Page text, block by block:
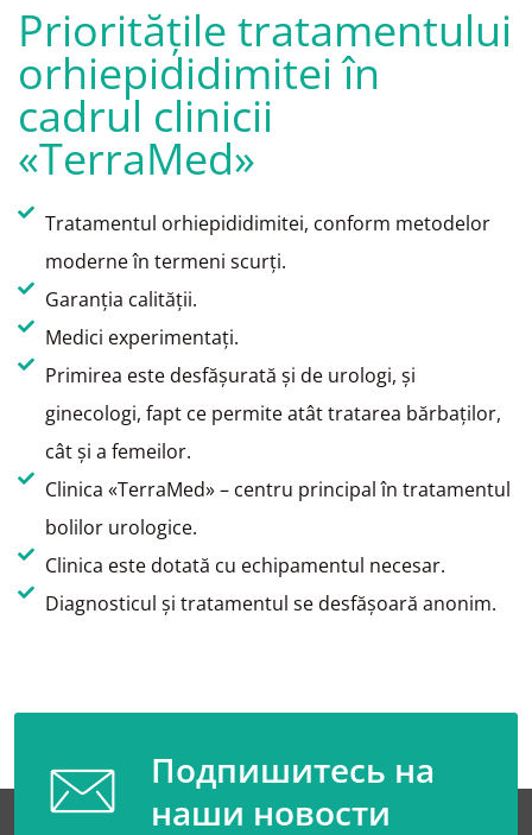
Priorităţile tratamentului
orhiepididimitei în
cadrul clinicii
«TerraMed»
Tratamentul orhiepididimitei, conform metodelor
moderne în termeni scurţi.
Garanţia calităţii.
Medici experimentaţi.
Primirea este desfăşurată şi de urologi, şi
ginecologi, fapt ce permite atât tratarea bărbaţilor,
cât şi a femeilor.
Clinica «TerraMed» – centru principal în tratamentul
bolilor urologice.
Clinica este dotată cu echipamentul necesar.
Diagnosticul şi tratamentul se desfăşoară anonim.
Подпишитесь на
наши новости